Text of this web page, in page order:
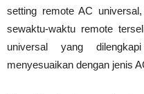
setting remote AC
sewaktu-waktu remote
universal yang
menyesuaikan dengan jenis